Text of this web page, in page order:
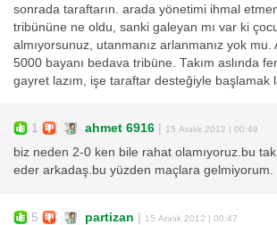
sonrada taraftarın. arada yönetimi ihmal
tribününe ne oldu, sanki galeyan mı var ki
almıyorsunuz, utanmanız arlanmanız yok mu.
5000 bayanı bedava tribüne. Takım aslında
gayret lazım, işe taraftar desteğiyle başlamak
1 ahmet 6916 | 15 Aralık 2012 | 00:49
biz neden 2-0 ken bile rahat olamıyoruz.bu
eder arkadaş.bu yüzden maçlara gelmiyorum.
5 partizan | 15 Aralık 2012 | 00:47